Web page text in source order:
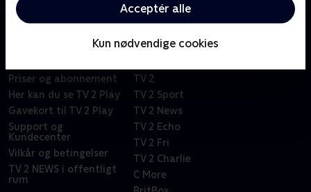
Acceptér alle
Kun nødvendige cookies
Priser og abonnement
Her kan du se TV 2 Play
Gavekort til TV 2 Play
Support og
Kundecenter
Vilkår og betingelser
TV 2 NEWS i offentligt
rum
TV 2
TV 2 Sport
TV 2 News
TV 2 Echo
TV 2 Fri
TV 2 Charlie
C More